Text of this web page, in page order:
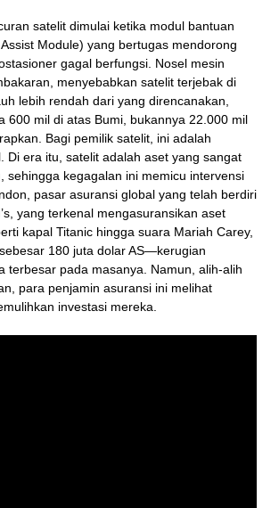
satelit dimulai ketika modul bantuan
Module) yang bertugas mendorong
gagal berfungsi. Nosel mesin
menyebabkan satelit terjebak di
lebih rendah dari yang direncanakan,
600 mil di atas Bumi, bukannya 22.000 mil
Bagi pemilik satelit, ini adalah
Di era itu, satelit adalah aset yang sangat
sehingga kegagalan ini memicu intervensi
pasar asuransi global yang telah berdiri
yang terkenal mengasuransikan aset
kapal Titanic hingga suara Mariah Carey,
180 juta dolar AS—kerugian
terbesar pada masanya. Namun, alih-alih
para penjamin asuransi ini melihat
investasi mereka.